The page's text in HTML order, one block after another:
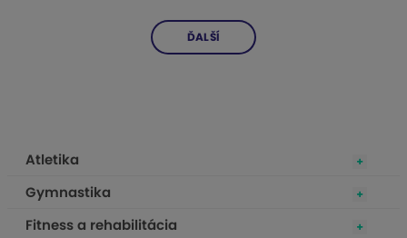
ĎALŠÍ
Atletika
Gymnastika
Fitness a rehabilitácia